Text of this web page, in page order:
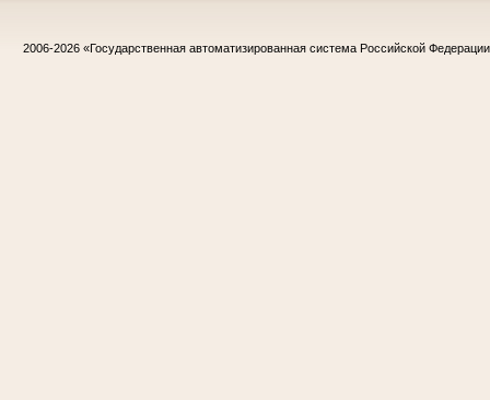
2006-2026 «Государственная автоматизированная система Российской